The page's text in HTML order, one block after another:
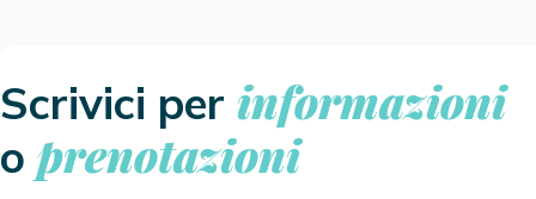
Scrivici per informazioni
o prenotazioni